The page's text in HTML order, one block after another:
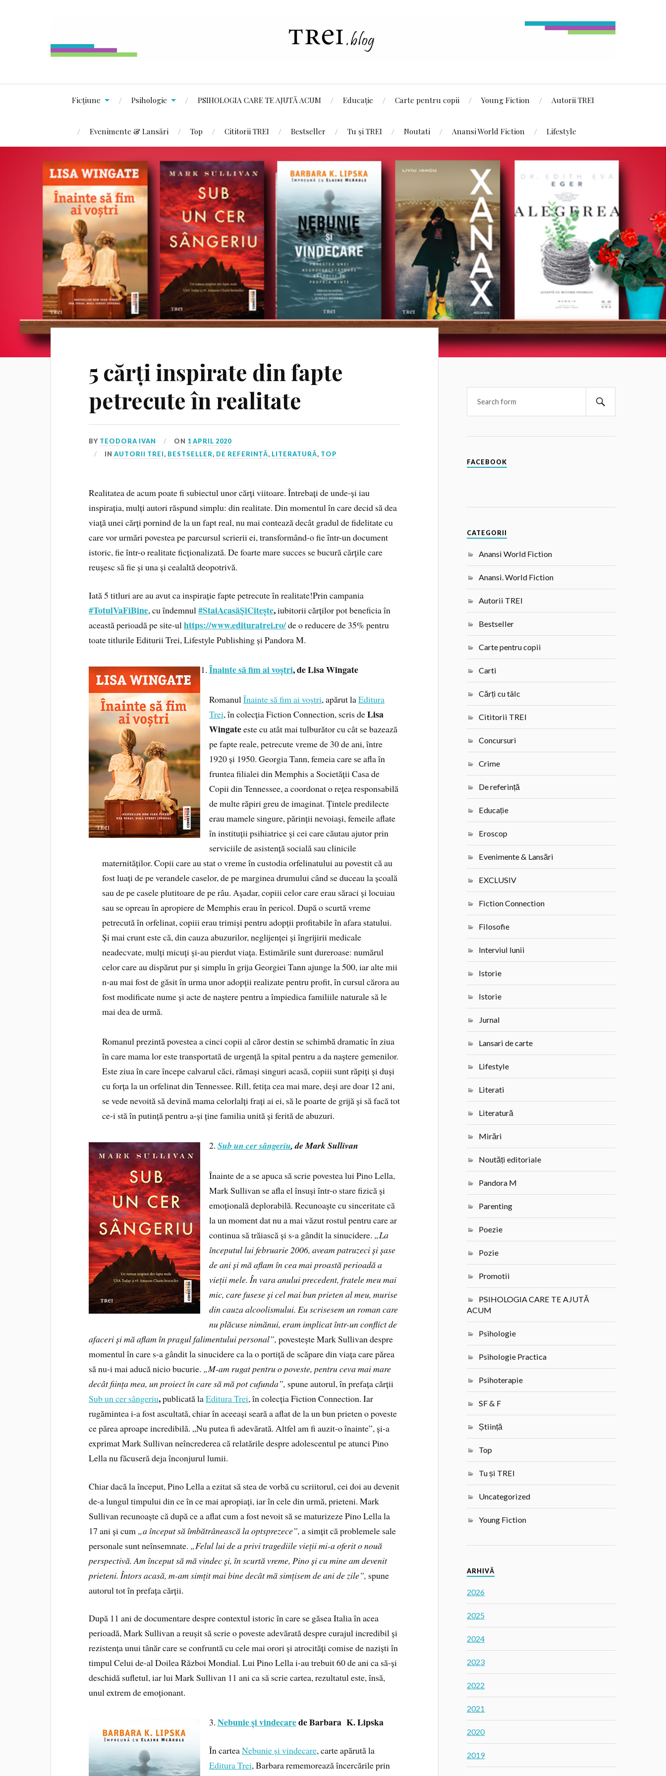
Ficțiune Psihologie PSIHOLOGIA CARE TE AJUTĂ ACUM Educație Carte pentru copii Young Fiction Autorii TREI
Evenimente & Lansări Top Cititorii TREI Bestseller Tu și TREI Noutati Anansi World Fiction Lifestyle
5 cărți inspirate din fapte
petrecute în realitate
BY TEODORA IVAN ON 1 APRIL 2020
INAUTORII TREI, BESTSELLER, DE REFERINȚĂ, LITERATURĂ, TOP
Realitatea de acum poate fi subiectul unor cărți viitoare. Întrebați de unde-și iau
inspirația, mulți autori răspund simplu: din realitate. Din momentul în care decid să dea
viață unei cărți pornind de la un fapt real, nu mai contează decât gradul de fidelitate cu
care vor urmări povestea pe parcursul scrierii ei, transformând-o fie într-un document
istoric, fie într-o realitate ficționalizată. De foarte mare succes se bucură cărțile care
reușesc să fie și una și cealaltă deopotrivă.
Iată 5 titluri are au avut ca inspirație fapte petrecute în realitate!Prin campania
#TotulVaFiBine, cu îndemnul#StaiAcasăȘiCitește,iubitorii cărților pot beneficia în
această perioadă pe site-ulhttps://www.edituratrei.ro/de o reducere de 35% pentru
toate titlurile Editurii Trei, Lifestyle Publishing și Pandora M.
Înainte să fim ai voștri, deLisa Wingate
RomanulÎnainte să fim ai voștri, apărut laEditura
Trei, în colecția Fiction Connection, scris deLisa
Wingateeste cu atât mai tulburător cu cât se bazează
pe fapte reale, petrecute vreme de 30 de ani, între
1920 și 1950. Georgia Tann, femeia care se afla în
fruntea filialei din Memphis a Societății Casa de
Copii din Tennessee, a coordonat o rețea responsabilă
de multe răpiri greu de imaginat. Țintele predilecte
erau mamele singure, părinții nevoiași, femeile aflate
în instituții psihiatrice și cei care căutau ajutor prin
serviciile de asistență socială sau clinicile
maternităților. Copii care au stat o vreme în custodia orfelinatului au povestit că au
fost luați de pe verandele caselor, de pe marginea drumului când se duceau la școală
sau de pe casele plutitoare de pe râu. Așadar, copiii celor care erau săraci și locuiau
sau se opreau în apropiere de Memphis erau în pericol. După o scurtă vreme
petrecută în orfelinat, copiii erau trimiși pentru adopții profitabile în afara statului.
Și mai crunt este că, din cauza abuzurilor, neglijenței și îngrijirii medicale
neadecvate, mulți micuți și-au pierdut viața. Estimările sunt dureroase: numărul
celor care au dispărut pur și simplu în grija Georgiei Tann ajunge la 500, iar alte mii
n-au mai fost de găsit în urma unor adopții realizate pentru profit, în cursul cărora au
fost modificate nume și acte de naștere pentru a împiedica familiile naturale să le
mai dea de urmă.
Romanul prezintă povestea a cinci copii al căror destin se schimbă dramatic în ziua
în care mama lor este transportată de urgență la spital pentru a da naștere gemenilor.
Este ziua în care începe calvarul căci, rămași singuri acasă, copiii sunt răpiți și duși
cu forța la un orfelinat din Tennessee. Rill, fetița cea mai mare, deși are doar 12 ani,
se vede nevoită să devină mama celorlalți frați ai ei, să le poarte de grijă și să facă tot
ce-i stă în putință pentru a-și ține familia unită și ferită de abuzuri.
2. Sub un cer sângeriu, de Mark Sullivan
Înainte de a se apuca să scrie povestea lui Pino Lella,
Mark Sullivan se afla el însuși într-o stare fizică și
emoțională deplorabilă. Recunoaște cu sinceritate că
la un moment dat nu a mai văzut rostul pentru care ar
continua să trăiască și s-a gândit la sinucidere. „La
începutul lui februarie 2006, aveam patruzeci și șase
de ani și mă aflam în cea mai proastă perioadă a
vieții mele. În vara anului precedent, fratele meu mai
mic, care fusese și cel mai bun prieten al meu, murise
din cauza alcoolismului. Eu scrisesem un roman care
nu plăcuse nimănui, eram implicat într-un conflict de
afaceri și mă aflam în pragul falimentului personal”,povestește Mark Sullivan despre
momentul în care s-a gândit la sinucidere ca la o portiță de scăpare din viața care părea
să nu-i mai aducă nicio bucurie. „M-am rugat pentru o poveste, pentru ceva mai mare
decât ființa mea, un proiect în care să mă pot cufunda”, spune autorul, în prefața cărții
Sub un cer sângeriu,publicată laEditura Trei, în colecția Fiction Connection. Iar
rugămintea i-a fost ascultată, chiar în aceeași seară a aflat de la un bun prieten o poveste
ce părea aproape incredibilă. „Nu putea fi adevărată. Altfel am fi auzit-o înainte”, și-a
exprimat Mark Sullivan neîncrederea că relatările despre adolescentul pe atunci Pino
Lella nu făcuseră deja înconjurul lumii.
Chiar dacă la început, Pino Lella a ezitat să stea de vorbă cu scriitorul, cei doi au devenit
de-a lungul timpului din ce în ce mai apropiați, iar în cele din urmă, prieteni. Mark
Sullivan recunoaște că după ce a aflat cum a fost nevoit să se maturizeze Pino Lella la
17 ani și cum „a început să îmbătrânească la optsprezece”,a simțit că problemele sale
personale sunt neînsemnate. „Felul lui de a privi tragediile vieții mi-a oferit o nouă
perspectivă. Am început să mă vindec și, în scurtă vreme, Pino și cu mine am devenit
prieteni. Întors acasă, m-am simțit mai bine decât mă simțisem de ani de zile”, spune
autorul tot în prefața cărții.
După 11 ani de documentare despre contextul istoric în care se găsea Italia în acea
perioadă, Mark Sullivana reușit să scrie o poveste adevărată despre curajul incredibil și
rezistența unui tânăr care se confruntă cu cele mai orori și atrocități comise de naziști în
timpulCelui de-al Doilea Război Mondial. Lui Pino Lella i-au trebuit 60 de ani ca să-și
deschidă sufletul, iar lui Mark Sullivan 11 ani ca să scrie cartea, rezultatul este, însă,
unul extrem de emoționant.
3. Nebunie și vindecarede Barbara K. Lipska
În carteaNebunie și vindecare, carte apărută la
Editura Trei, Barbara rememorează încercările prin
FACEBOOK
CATEGORII
Anansi World Fiction
Anansi. World Fiction
Autorii TREI
Bestseller
Carte pentru copii
Carti
Cărți cu tâlc
Cititorii TREI
Concursuri
Crime
De referință
Educație
Eroscop
Evenimente & Lansări
EXCLUSIV
Fiction Connection
Filosofie
Interviul lunii
Istorie
Istorie
Jurnal
Lansari de carte
Lifestyle
Literati
Literatură
Mirări
Noutăți editoriale
Pandora M
Parenting
Poezie
Pozie
Promotii
PSIHOLOGIA CARE TE AJUTĂ
ACUM
Psihologie
Psihologie Practica
Psihoterapie
SF & F
Știință
Top
Tu și TREI
Uncategorized
Young Fiction
ARHIVĂ
2026
2025
2024
2023
2022
2021
2020
2019